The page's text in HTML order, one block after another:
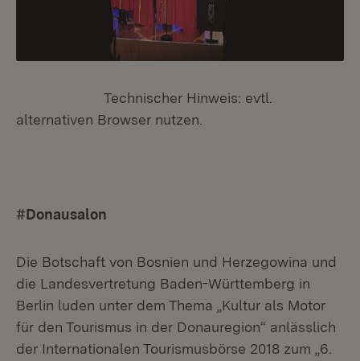
Technischer Hinweis: evtl.
alternativen Browser nutzen.
#Donausalon
Die Botschaft von Bosnien und Herzegowina und
die Landesvertretung Baden-Württemberg in
Berlin luden unter dem Thema „Kultur als Motor
für den Tourismus in der Donauregion“ anlässlich
der Internationalen Tourismusbörse 2018 zum „6.